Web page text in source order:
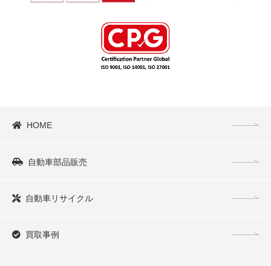
HOME
自動車部品販売
自動車リサイクル
買取事例